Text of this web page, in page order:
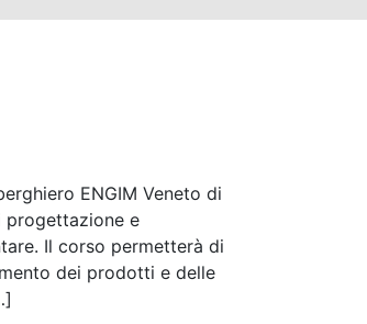
ENGIM Veneto di
progettazione e
Il corso permetterà di
dei prodotti e delle